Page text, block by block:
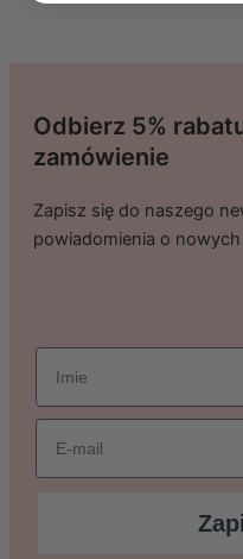
Odbierz 5%
zamówienie
Zapisz się do naszego
powiadomienia o
imie
Email